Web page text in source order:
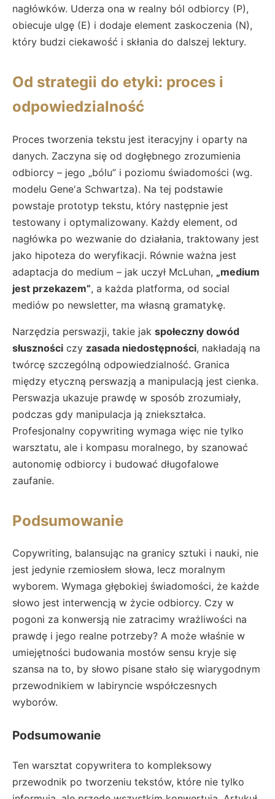
nagłówków. Uderza ona w realny ból odbiorcy (P),
obiecuje ulgę (E) i dodaje element zaskoczenia (N),
który budzi ciekawość i skłania do dalszej lektury.
Od strategii do etyki: proces i
odpowiedzialność
Proces tworzenia tekstu jest iteracyjny i oparty na
danych. Zaczyna się od dogłębnego zrozumienia
odbiorcy – jego „bólu” i poziomu świadomości (wg.
modelu Gene'a Schwartza). Na tej podstawie
powstaje prototyp tekstu, który następnie jest
testowany i optymalizowany. Każdy element, od
nagłówka po wezwanie do działania, traktowany jest
jako hipoteza do weryfikacji. Równie ważna jest
adaptacja do medium – jak uczył McLuhan, „medium
jest przekazem”, a każda platforma, od social
mediów po newsletter, ma własną gramatykę.
Narzędzia perswazji, takie jak społeczny dowód
słuszności czy zasada niedostępności, nakładają na
twórcę szczególną odpowiedzialność. Granica
między etyczną perswazją a manipulacją jest cienka.
Perswazja ukazuje prawdę w sposób zrozumiały,
podczas gdy manipulacja ją zniekształca.
Profesjonalny copywriting wymaga więc nie tylko
warsztatu, ale i kompasu moralnego, by szanować
autonomię odbiorcy i budować długofalowe
zaufanie.
Podsumowanie
Copywriting, balansując na granicy sztuki i nauki, nie
jest jedynie rzemiosłem słowa, lecz moralnym
wyborem. Wymaga głębokiej świadomości, że każde
słowo jest interwencją w życie odbiorcy. Czy w
pogoni za konwersją nie zatracimy wrażliwości na
prawdę i jego realne potrzeby? A może właśnie w
umiejętności budowania mostów sensu kryje się
szansa na to, by słowo pisane stało się wiarygodnym
przewodnikiem w labiryncie współczesnych
wyborów.
Podsumowanie
Ten warsztat copywritera to kompleksowy
przewodnik po tworzeniu tekstów, które nie tylko